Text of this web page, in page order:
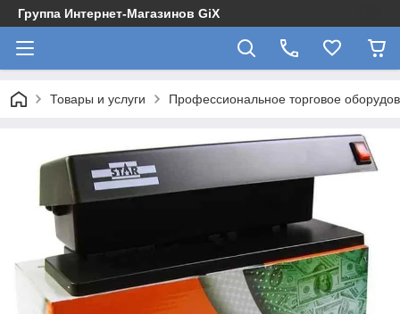
Группа Интернет-Магазинов GiX
Товары и услуги Профессиональное торговое